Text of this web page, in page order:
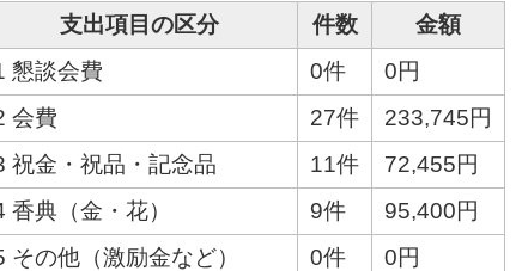
支出項目の区分
件数
金額
懇談会費
0件
0円
会費
27件
233,745円
祝金・祝品・記念品
11件
72,455円
香典（金・花）
9件
95,400円
その他（激励金など）
0件
0円